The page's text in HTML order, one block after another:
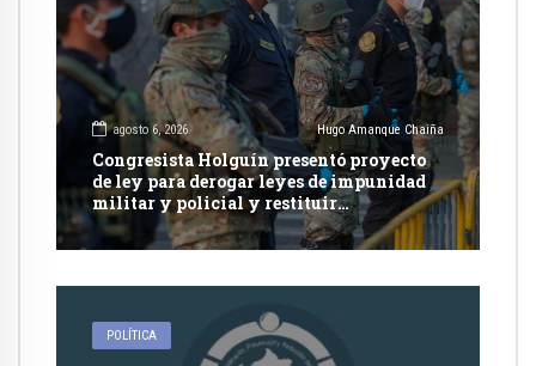
agosto 6, 2026 Hugo Amanque Chaiña
Congresista Holguín presentó proyecto
de ley para derogar leyes de impunidad
militar y policial y restituir
competencia de justicia ordinaria
POLÍTICA